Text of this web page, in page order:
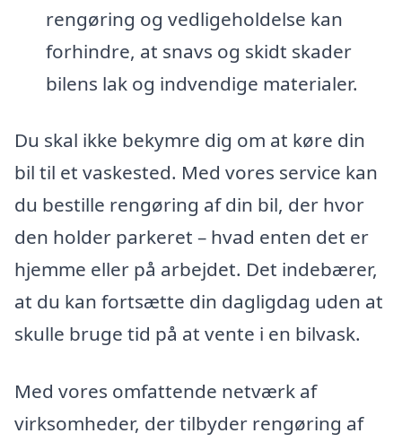
rengøring og vedligeholdelse kan
forhindre, at snavs og skidt skader
bilens lak og indvendige materialer.
Du skal ikke bekymre dig om at køre din
bil til et vaskested. Med vores service kan
du bestille rengøring af din bil, der hvor
den holder parkeret – hvad enten det er
hjemme eller på arbejdet. Det indebærer,
at du kan fortsætte din dagligdag uden at
skulle bruge tid på at vente i en bilvask.
Med vores omfattende netværk af
virksomheder, der tilbyder rengøring af